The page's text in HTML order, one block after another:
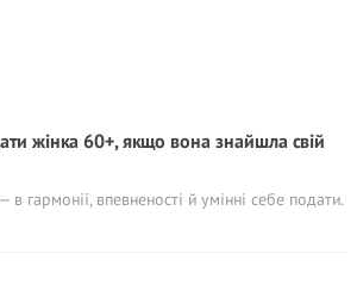
жінка 60+, якщо вона знайшла свій
гармонії, впевненості й умінні себе подати.